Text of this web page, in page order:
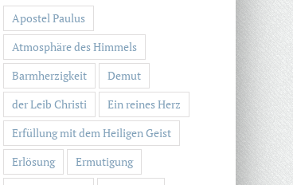
Apostel Paulus
Atmosphäre des Himmels
Barmherzigkeit
Demut
der Leib Christi
Ein reines Herz
Erfüllung mit dem Heiligen Geist
Erlösung
Ermutigung